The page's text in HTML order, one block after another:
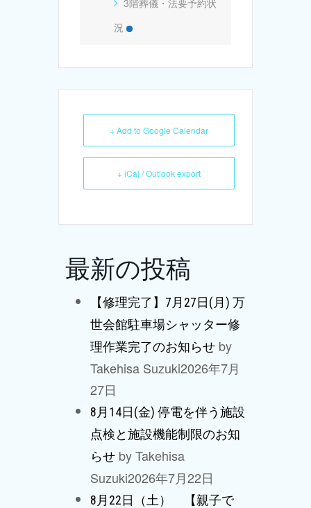
況
+ Add to Google Calendar
+ iCal / Outlook export
最新の投稿
【修理完了】7月27日(月) 万
世会館駐車場シャッター修
理作業完了のお知らせ by
Takehisa Suzuki2026年7月
27日
8月14日(金) 停電を伴う施設
点検と施設機能制限のお知
らせ by Takehisa
Suzuki2026年7月22日
8月22日（土） 【親子で